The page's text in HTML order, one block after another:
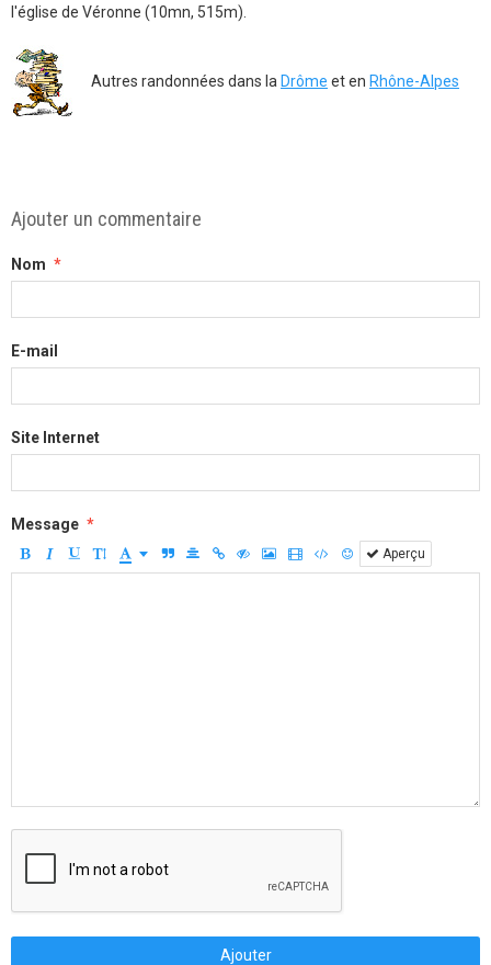
l'église de Véronne (10mn, 515m).
Autres randonnées dans la Drôme et en Rhône-Alpes
Ajouter un commentaire
Nom
E-mail
Site Internet
Message
Aperçu
Ajouter